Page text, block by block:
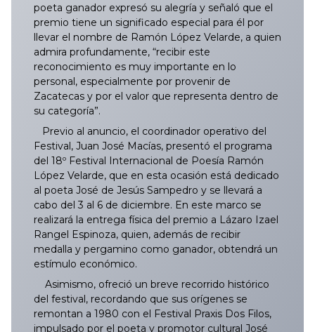
poeta ganador expresó su alegría y señaló que el
premio tiene un significado especial para él por
llevar el nombre de Ramón López Velarde, a quien
admira profundamente, “recibir este
reconocimiento es muy importante en lo
personal, especialmente por provenir de
Zacatecas y por el valor que representa dentro de
su categoría”.
Previo al anuncio, el coordinador operativo del
Festival, Juan José Macías, presentó el programa
del 18º Festival Internacional de Poesía Ramón
López Velarde, que en esta ocasión está dedicado
al poeta José de Jesús Sampedro y se llevará a
cabo del 3 al 6 de diciembre. En este marco se
realizará la entrega física del premio a Lázaro Izael
Rangel Espinoza, quien, además de recibir
medalla y pergamino como ganador, obtendrá un
estímulo económico.
Asimismo, ofreció un breve recorrido histórico
del festival, recordando que sus orígenes se
remontan a 1980 con el Festival Praxis Dos Filos,
impulsado por el poeta y promotor cultural José